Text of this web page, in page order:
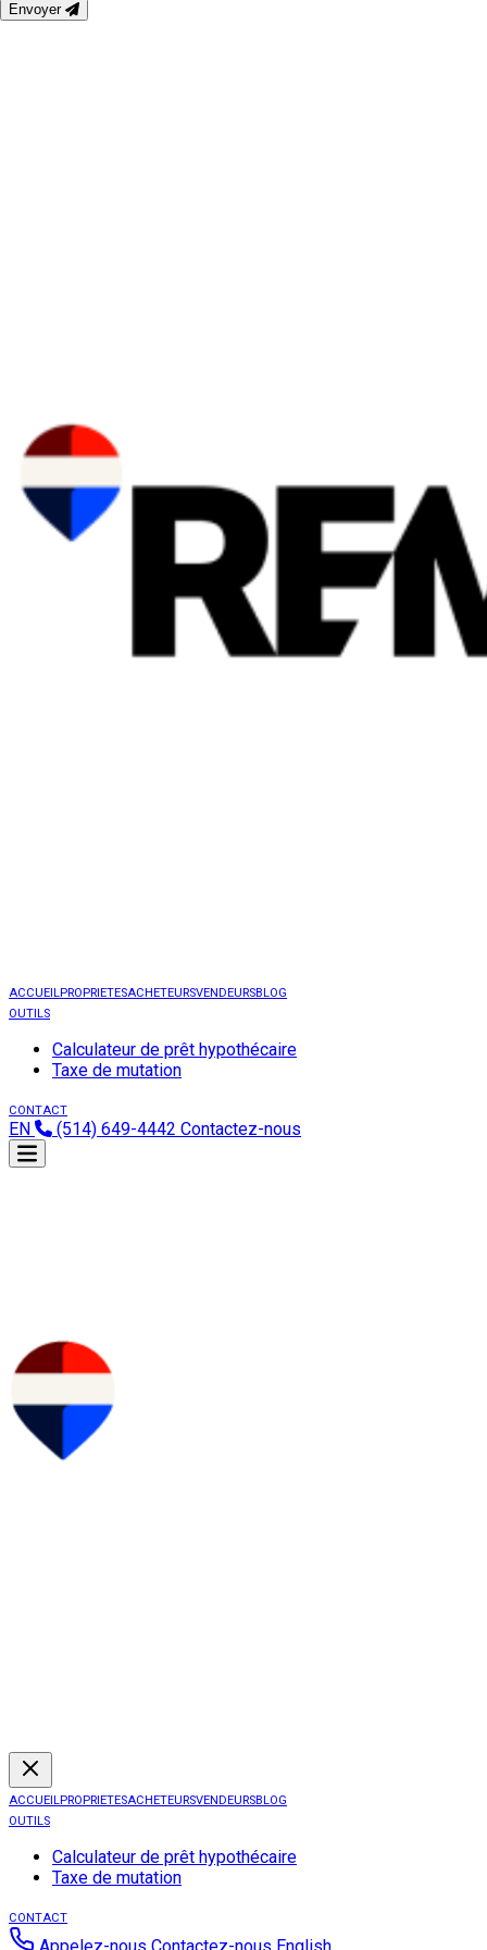
ACCUEILPROPRIETESACHETEURSVENDEURSBLOG
OUTILS
Calculateur de prêt hypothécaire
Taxe de mutation
CONTACT
EN (514) 649-4442 Contactez-nous
ACCUEILPROPRIETESACHETEURSVENDEURSBLOG
OUTILS
Calculateur de prêt hypothécaire
Taxe de mutation
CONTACT
Envoyer